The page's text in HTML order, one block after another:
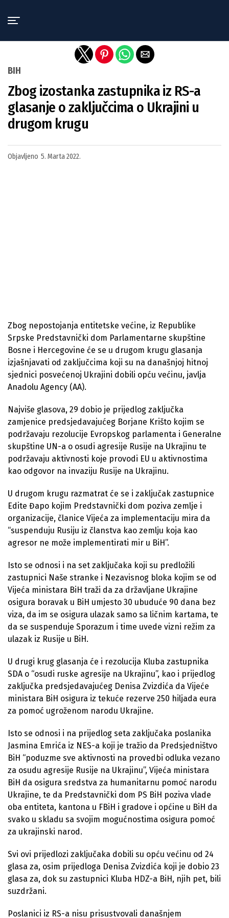
BIH
Zbog izostanka zastupnika iz RS-a
glasanje o zaključcima o Ukrajini u
drugom krugu
Objavljeno 5. Marta 2022.
Zbog nepostojanja entitetske većine, iz Republike
Srpske Predstavnički dom Parlamentarne skupštine
Bosne i Hercegovine će se u drugom krugu glasanja
izjašnjavati od zaključcima koji su na današnjoj hitnoj
sjednici posvećenoj Ukrajini dobili opću većinu, javlja
Anadolu Agency (AA).
Najviše glasova, 29 dobio je prijedlog zaključka
zamjenice predsjedavajućeg Borjane Krišto kojim se
podržavaju rezolucije Evropskog parlamenta i Generalne
skupštine UN-a o osudi agresije Rusije na Ukrajinu te
podržavaju aktivnosti koje provodi EU u aktivnostima
kao odgovor na invaziju Rusije na Ukrajinu.
U drugom krugu razmatrat će se i zaključak zastupnice
Edite Đapo kojim Predstavnički dom poziva zemlje i
organizacije, članice Vijeća za implementaciju mira da
“suspenduju Rusiju iz članstva kao zemlju koja kao
agresor ne može implementirati mir u BiH”.
Isto se odnosi i na set zaključaka koji su predložili
zastupnici Naše stranke i Nezavisnog bloka kojim se od
Vijeća ministara BiH traži da za državljane Ukrajine
osigura boravak u BiH umjesto 30 ubuduće 90 dana bez
viza, da im se osigura ulazak samo sa ličnim kartama, te
da se suspenduje Sporazum i time uvede vizni režim za
ulazak iz Rusije u BiH.
U drugi krug glasanja će i rezolucija Kluba zastupnika
SDA o “osudi ruske agresije na Ukrajinu”, kao i prijedlog
zaključka predsjedavajućeg Denisa Zvizdića da Vijeće
ministara BiH osigura iz tekuće rezerve 250 hiljada eura
za pomoć ugroženom narodu Ukrajine.
Isto se odnosi i na prijedlog seta zaključaka poslanika
Jasmina Emrića iz NES-a koji je tražio da Predsjedništvo
BiH “poduzme sve aktivnosti na provedbi odluka vezano
za osudu agresije Rusije na Ukrajinu”, Vijeća ministara
BiH da osigura sredstva za humanitarnu pomoć narodu
Ukrajine, te da Predstavnički dom PS BiH poziva vlade
oba entiteta, kantona u FBiH i gradove i općine u BiH da
svako u skladu sa svojim mogućnostima osigura pomoć
za ukrajinski narod.
Svi ovi prijedlozi zaključaka dobili su opću većinu od 24
glasa za, osim prijedloga Denisa Zvizdića koji je dobio 23
glasa za, dok su zastupnici Kluba HDZ-a BiH, njih pet, bili
suzdržani.
Poslanici iz RS-a nisu prisustvovali današnjem